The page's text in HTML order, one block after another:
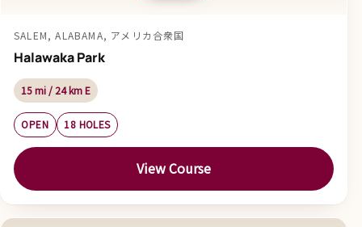
SALEM, ALABAMA, アメリカ合衆国
Halawaka Park
15 mi / 24 km E
OPEN 18 HOLES
View Course